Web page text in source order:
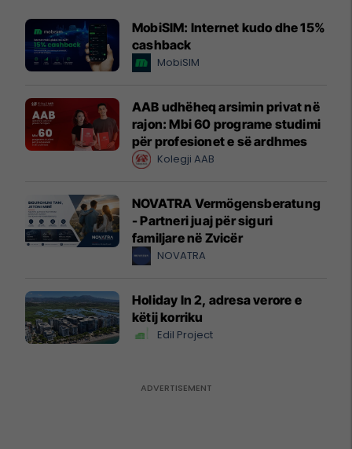
MobiSIM: Internet kudo dhe 15%
cashback
MobiSIM
AAB udhëheq arsimin privat në
rajon: Mbi 60 programe studimi
për profesionet e së ardhmes
Kolegji AAB
NOVATRA Vermögensberatung
- Partneri juaj për siguri
familjare në Zvicër
NOVATRA
Holiday In 2, adresa verore e
këtij korriku
Edil Project